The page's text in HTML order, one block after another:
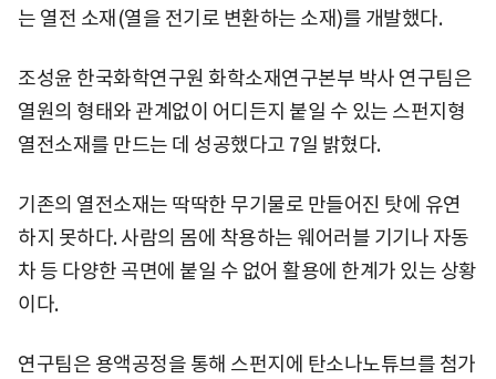
는 열전 소재(열을 전기로 변환하는 소재)를 개발했다.
조성윤 한국화학연구원 화학소재연구본부 박사 연구팀은
열원의 형태와 관계없이 어디든지 붙일 수 있는 스펀지형
열전소재를 만드는 데 성공했다고 7일 밝혔다.
기존의 열전소재는 딱딱한 무기물로 만들어진 탓에 유연
하지 못하다. 사람의 몸에 착용하는 웨어러블 기기나 자동
차 등 다양한 곡면에 붙일 수 없어 활용에 한계가 있는 상황
이다.
연구팀은 용액공정을 통해 스펀지에 탄소나노튜브를 첨가